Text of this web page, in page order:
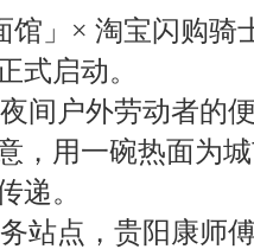
馆」× 淘宝闪购骑
式启动。
间户外劳动者的
，用一碗热面为
递。
站点，贵阳康师